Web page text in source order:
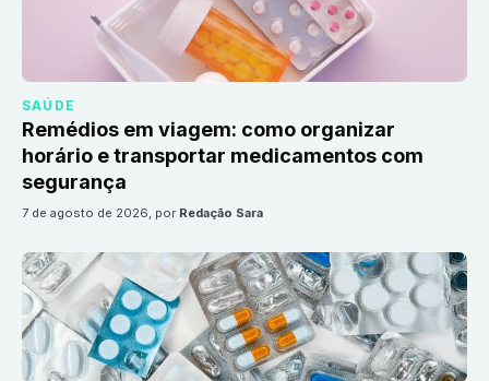
SAÚDE
Remédios em viagem: como organizar
horário e transportar medicamentos com
segurança
7 de agosto de 2026, por Redação Sara